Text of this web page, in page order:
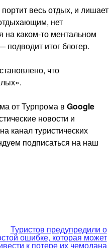
весь отдых, и лишает
нет
на каком-то ментальном
итог блогер.
что
от Турпрома в Google
новости и
канал туристических
подписаться на наш
Туристов предупредили о
ошибке, которая может
к потере их чемодана